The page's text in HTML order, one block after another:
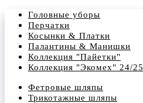
Головные уборы
Перчатки
Косынки & Платки
Палантины & Манишки
Коллекция "Пайетки"
Коллекция "Экомех" 24/25
Фетровые шляпы
Трикотажные шляпы